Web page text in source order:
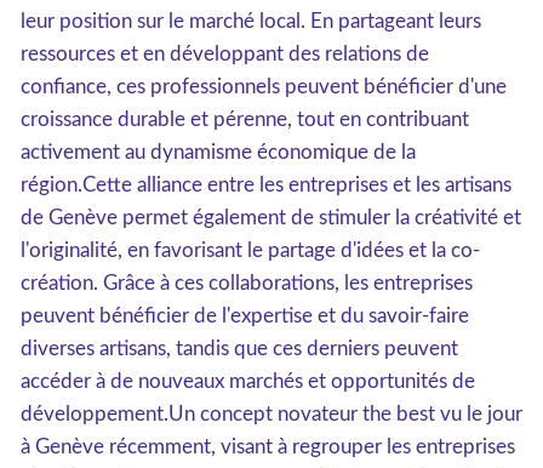
leur position sur le marché local. En partageant leurs
ressources et en développant des relations de
confiance, ces professionnels peuvent bénéficier d'une
croissance durable et pérenne, tout en contribuant
activement au dynamisme économique de la
région.Cette alliance entre les entreprises et les artisans
de Genève permet également de stimuler la créativité et
l'originalité, en favorisant le partage d'idées et la co-
création. Grâce à ces collaborations, les entreprises
peuvent bénéficier de l'expertise et du savoir-faire
diverses artisans, tandis que ces derniers peuvent
accéder à de nouveaux marchés et opportunités de
développement.Un concept novateur the best vu le jour
à Genève récemment, visant à regrouper les entreprises